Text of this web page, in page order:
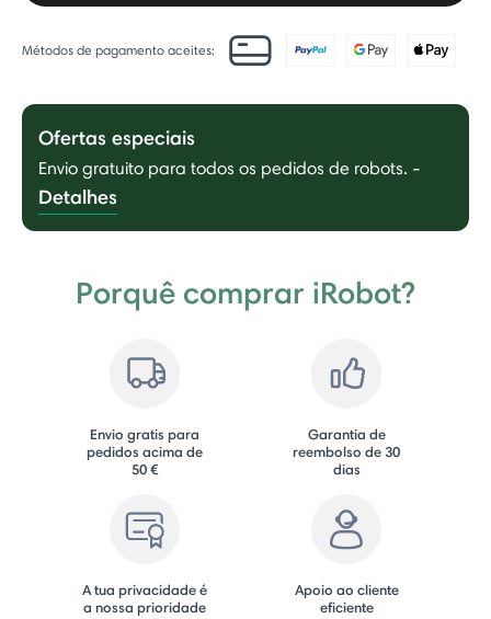
Métodos de pagamento aceites:
Ofertas especiais
Envio gratuito para todos os pedidos de robots. -
Detalhes
Porquê comprar iRobot?
Envio gratis para
pedidos acima de
50 €
Garantia de
reembolso de 30
dias
A tua privacidade é
a nossa prioridade
Apoio ao cliente
eficiente